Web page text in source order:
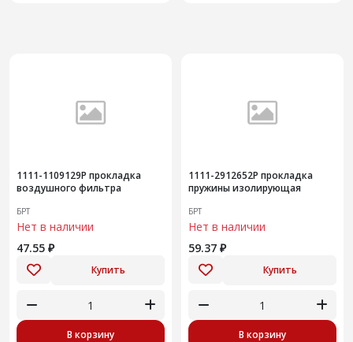
1111-1109129Р прокладка
воздушного фильтра
БРТ
Нет в наличии
47.55 ₽
Купить
В корзину
1111-2912652Р прокладка
пружины изолирующая
БРТ
Нет в наличии
59.37 ₽
Купить
В корзину